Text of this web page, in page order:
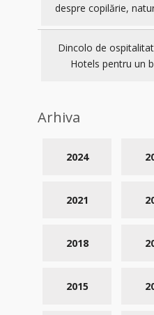
despre copilărie,
Dincolo de
Hotels pentru un
Arhiva
2024
2021
2018
2015